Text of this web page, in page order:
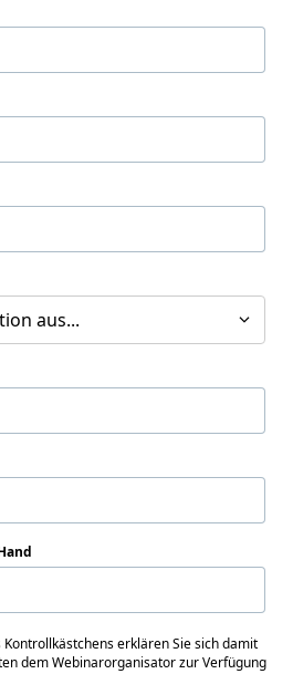
aus...
erklären Sie sich damit
dem Webinarorganisator zur Verfügung